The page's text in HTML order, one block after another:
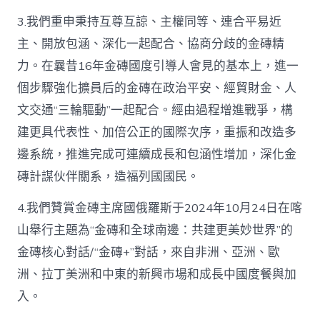
中
國
網〉
中
3.我們重申秉持互尊互諒、主權同等、連合平易近
主、開放包涵、深化一起配合、協商分歧的金磚精
力。在曩昔16年金磚國度引導人會見的基本上，進一
個步驟強化擴員后的金磚在政治平安、經貿財金、人
文交通“三輪驅動”一起配合。經由過程增進戰爭，構
建更具代表性、加倍公正的國際次序，重振和改造多
邊系統，推進完成可連續成長和包涵性增加，深化金
磚計謀伙伴關系，造福列國國民。
4.我們贊賞金磚主席國俄羅斯于2024年10月24日在喀
山舉行主題為“金磚和全球南邊：共建更美妙世界”的
金磚核心對話/“金磚+”對話，來自非洲、亞洲、歐
洲、拉丁美洲和中東的新興市場和成長中國度餐與加
入。